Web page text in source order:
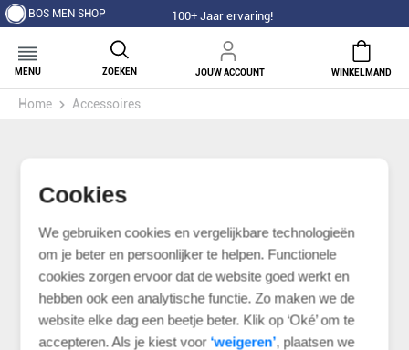
Cookies
We gebruiken cookies en vergelijkbare technologieën
om je beter en persoonlijker te helpen. Functionele
cookies zorgen ervoor dat de website goed werkt en
hebben ook een analytische functie. Zo maken we de
website elke dag een beetje beter. Klik op ‘Oké’ om te
accepteren. Als je kiest voor ‘weigeren’, plaatsen we
BOS MEN SHOP 100+ Jaar ervaring!
MENU ZOEKEN JOUW ACCOUNT WINKELMAND
Home Accessoires